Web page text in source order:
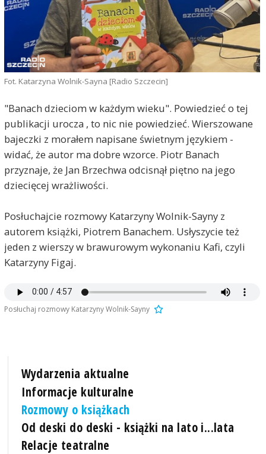
Fot. Katarzyna Wolnik-Sayna [Radio Szczecin]
"Banach dzieciom w każdym wieku". Powiedzieć o tej
publikacji urocza , to nic nie powiedzieć. Wierszowane
bajeczki z morałem napisane świetnym językiem -
widać, że autor ma dobre wzorce. Piotr Banach
przyznaje, że Jan Brzechwa odcisnął piętno na jego
dziecięcej wrażliwości.
Posłuchajcie rozmowy Katarzyny Wolnik-Sayny z
autorem książki, Piotrem Banachem. Usłyszycie też
jeden z wierszy w brawurowym wykonaniu Kafi, czyli
Katarzyny Figaj.
Posłuchaj rozmowy Katarzyny Wolnik-Sayny
Wydarzenia aktualne
Informacje kulturalne
Rozmowy o książkach
Od deski do deski - książki na lato i...lata
Relacje teatralne